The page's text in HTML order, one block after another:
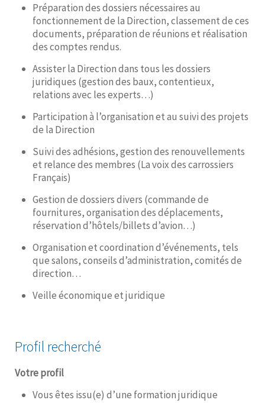
Préparation des dossiers nécessaires au
fonctionnement de la Direction, classement de ces
documents, préparation de réunions et réalisation
des comptes rendus.
Assister la Direction dans tous les dossiers
juridiques (gestion des baux, contentieux,
relations avec les experts…)
Participation à l’organisation et au suivi des projets
de la Direction
Suivi des adhésions, gestion des renouvellements
et relance des membres (La voix des carrossiers
Français)
Gestion de dossiers divers (commande de
fournitures, organisation des déplacements,
réservation d’hôtels/billets d’avion…)
Organisation et coordination d’événements, tels
que salons, conseils d’administration, comités de
direction…
Veille économique et juridique
Profil recherché
Votre profil
Vous êtes issu(e) d’une formation juridique